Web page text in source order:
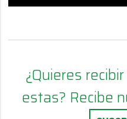
¿Quieres
estas? Recibe